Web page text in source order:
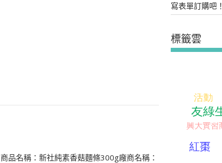
商品名稱：新社純素香菇麵條300g廠商名稱：
寫表單訂購吧！
標籤雲